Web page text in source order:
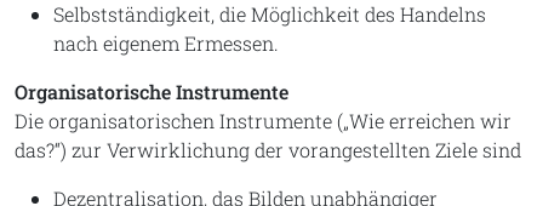
Selbstständigkeit, die Möglichkeit des Handelns
nach eigenem Ermessen.
Organisatorische Instrumente
Die organisatorischen Instrumente („Wie erreichen wir
das?“) zur Verwirklichung der vorangestellten Ziele sind
Dezentralisation, das Bilden unabhängiger